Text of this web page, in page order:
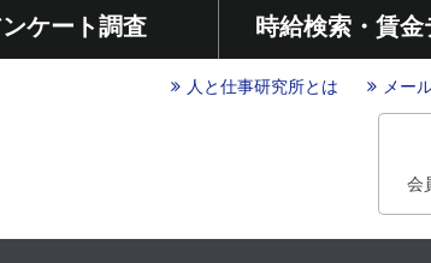
ケート調査 時給検索・賃金
人と仕事研究所とは メー
会